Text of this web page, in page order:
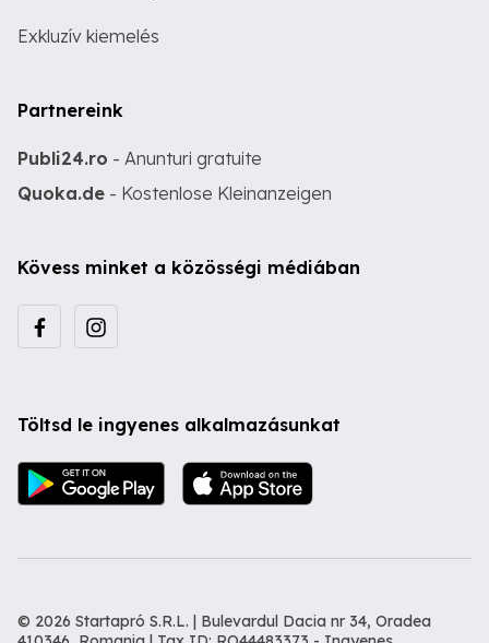
Exkluzív kiemelés
Partnereink
Publi24.ro - Anunturi gratuite
Quoka.de - Kostenlose Kleinanzeigen
Kövess minket a közösségi médiában
Töltsd le ingyenes alkalmazásunkat
© 2026 Startapró S.R.L. | Bulevardul Dacia nr 34, Oradea